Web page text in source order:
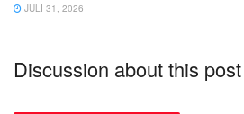
JULI 31, 2026
Discussion about this post